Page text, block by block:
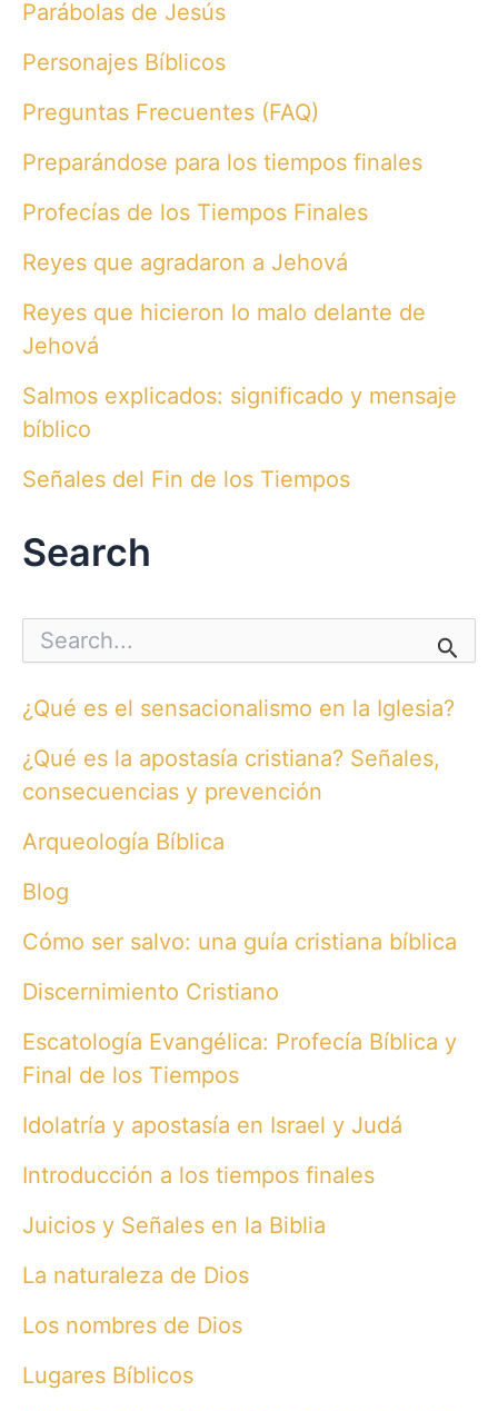
Parábolas de Jesús
Personajes Bíblicos
Preguntas Frecuentes (FAQ)
Preparándose para los tiempos finales
Profecías de los Tiempos Finales
Reyes que agradaron a Jehová
Reyes que hicieron lo malo delante de
Jehová
Salmos explicados: significado y mensaje
bíblico
Señales del Fin de los Tiempos
Search
c
f
o
r
¿Qué es el sensacionalismo en la Iglesia?
¿Qué es la apostasía cristiana? Señales,
consecuencias y prevención
Arqueología Bíblica
Blog
Cómo ser salvo: una guía cristiana bíblica
Discernimiento Cristiano
Escatología Evangélica: Profecía Bíblica y
Final de los Tiempos
Idolatría y apostasía en Israel y Judá
Introducción a los tiempos finales
Juicios y Señales en la Biblia
La naturaleza de Dios
Los nombres de Dios
Lugares Bíblicos